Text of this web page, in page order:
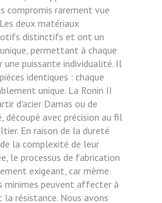
compromis rarement vue
deux matériaux
distinctifs et ont un
permettant à chaque
une puissante individualité. Il
identiques : chaque
unique. La Ronin II
d'acier Damas ou de
découpé avec précision au fil
En raison de la dureté
la complexité de leur
le processus de fabrication
exigeant, car même
minimes peuvent affecter à
résistance. Nous avons